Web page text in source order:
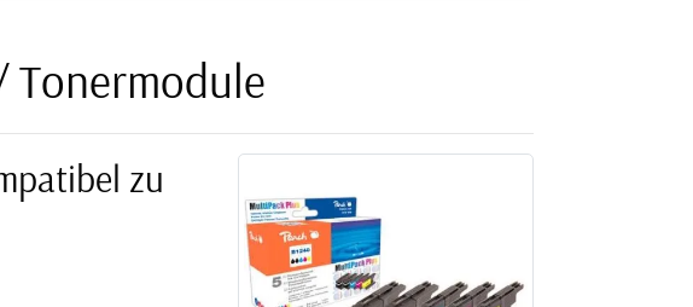
Tonermodule
zu